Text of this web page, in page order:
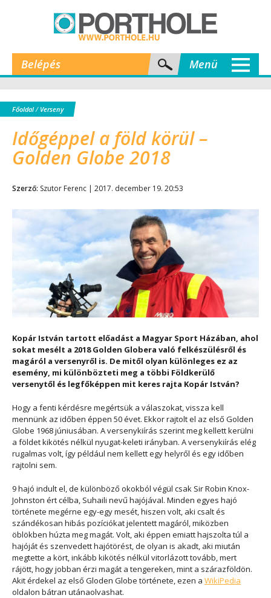
Belépés Menü
Főoldal/ Verseny
Időgéppel a föld körül –
Golden Globe 2018
Szerző: Szutor Ferenc | 2017. december 19. 20:53
Kopár István tartott előadást a Magyar Sport Házában, ahol
sokat mesélt a 2018 Golden Globera való felkészülésről és
magáról a versenyről is. De mitől olyan különleges ez az
esemény, mi különbözteti meg a többi Földkerülő
versenytől és legfőképpen mit keres rajta Kopár István?
Hogy a fenti kérdésre megértsük a válaszokat, vissza kell
mennünk az időben éppen 50 évet. Ekkor rajtolt el az első Golden
Globe 1968 júniusában. A versenykiírás szerint meg kellett kerülni
a földet kikötés nélkül nyugat-keleti irányban. A versenykiírás elég
rugalmas volt, így például nem kellett egy helyről és egy időben
rajtolni sem.
9 hajó indult el, de különböző okokból végül csak Sir Robin Knox-
Johnston ért célba, Suhaili nevű hajójával. Minden egyes hajó
története megérne egy-egy mesét, hiszen volt, aki csalt és
szándékosan hibás pozíciókat jelentett magáról, miközben
öblökben húzta meg magát. Volt, aki éppen emiatt hajszolta túl a
hajóját és szenvedett hajótörést, de olyan is akadt, aki miután
megtette a kört, inkább kikötés nélkül vitorlázott tovább, mert
rájött, hogy jobban érzi magát a tengereken, mint a szárazföldön.
Akit érdekel az első Gloden Globe története, ezen a WikiPedia
oldalon bátran utánaolvashat.